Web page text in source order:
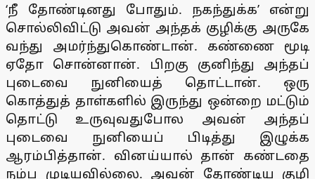
‘நீ தோண்டினது போதும். நகந்துக்க’ என்று
சொல்லிவிட்டு அவன் அந்தக் குழிக்கு அருகே
வந்து அமர்ந்துகொண்டான். கண்ணை மூடி
ஏதோ சொன்னான். பிறகு குனிந்து அந்தப்
புடைவை நுனியைத் தொட்டான். ஒரு
கொத்துத் தாள்களில் இருந்து ஒன்றை மட்டும்
தொட்டு உருவுவதுபோல அவன் அந்தப்
புடைவை நுனியைப் பிடித்து இழுக்க
ஆரம்பித்தான். வினய்யால் தான் கண்டதை
நம்ப முடியவில்லை. அவன் தோண்டிய குழி